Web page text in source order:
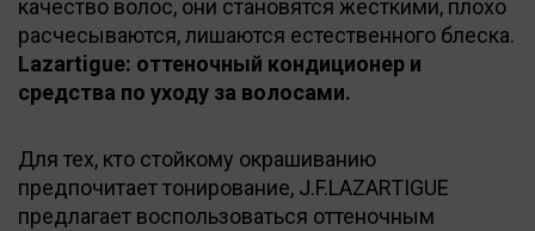
качество волос, они становятся жесткими, плохо
расчесываются, лишаются естественного блеска.
Lazartigue: оттеночный кондиционер и
средства по уходу за волосами.
Для тех, кто стойкому окрашиванию
предпочитает тонирование, J.F.LAZARTIGUE
предлагает воспользоваться оттеночным